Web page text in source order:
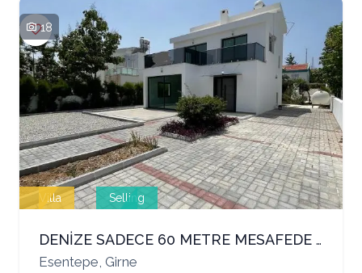
18
Villa Selling
DENİZE SADECE 60 METRE MESAFEDE MÜSTAKİL VİLLA!
Esentepe, Girne